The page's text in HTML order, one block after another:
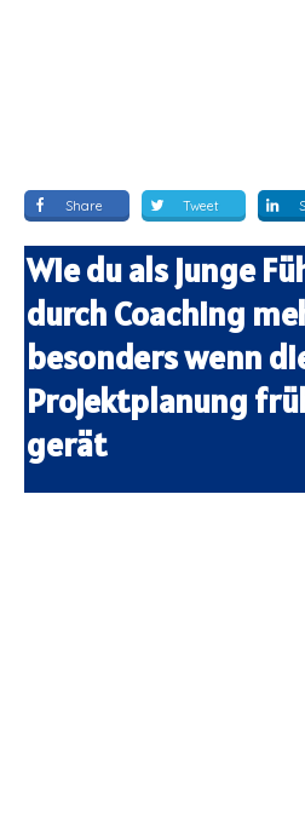
Share Tweet
Wie du als junge
durch Coaching
besonders wenn
Projektplanung
gerät